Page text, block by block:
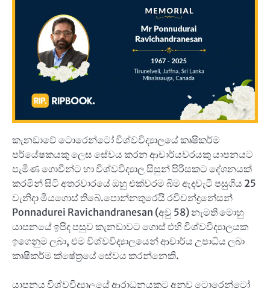
කැනඩාවේ ටොරෙන්ටෝ විශ්වවිද්‍යාලයේ කෘෂිකර්ම
පර්යේෂකයකු ලෙස සේවය කරන ආචාර්යවරයකු යාපනයට
පැමිණ ගොවීන්ට හා විශ්වවිද්‍යාල සිසුන් පිරිසකට දේශනයක්
කරමින් සිටි අතරවාරයේ ඔහු එක්වරම බිම ඇදවැටී පසුගිය 25
වැනිදා මියගොස් තිබේ.පොන්නතුරෙයි රවිචන්ද්‍රනේසන්
Ponnadurei Ravichandranesan (අවු 58) නැමති මොහු
යාපනයේ ඉපිද පසුව කැනඩාවට ගොස් එහි විශ්වවිද්‍යාලයක
ඉගෙනුම ලබා, එම විශ්වවිද්‍යාලයෙන් ආචාර්ය උපාධිය ලබා
කෘෂිකර්ම ක්ෂේත්‍රයේ සේවය කරන්නෙකි.
යාපනය විශ්වවිද්‍යාලයේ ආරාධනයකට අනුව ටොරෙන්ටෝ